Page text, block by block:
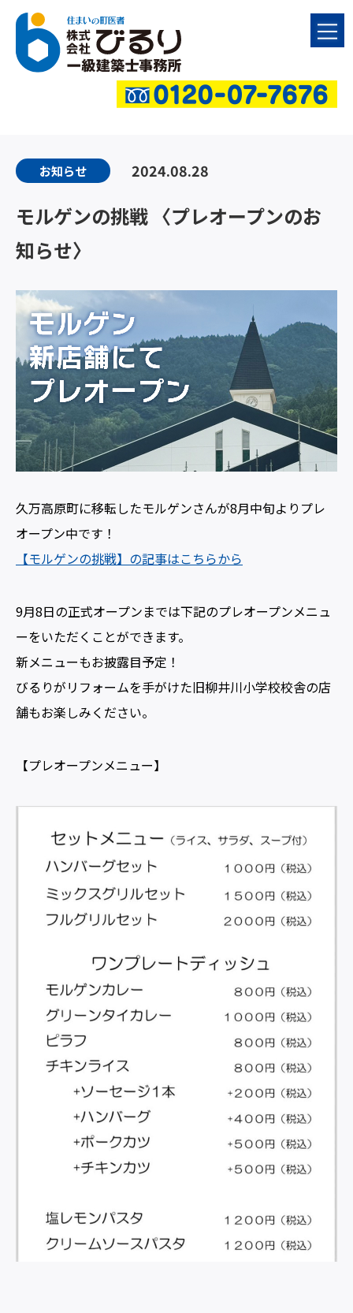
お知らせ 2024.08.28
モルゲンの挑戦 〈プレオープンのお
知らせ〉
久万高原町に移転したモルゲンさんが8月中旬よりプレ
オープン中です！
【モルゲンの挑戦】の記事はこちらから
9月8日の正式オープンまでは下記のプレオープンメニュ
ーをいただくことができます。
新メニューもお披露目予定！
びるりがリフォームを手がけた旧柳井川小学校校舎の店
舗もお楽しみください。
【プレオープンメニュー】